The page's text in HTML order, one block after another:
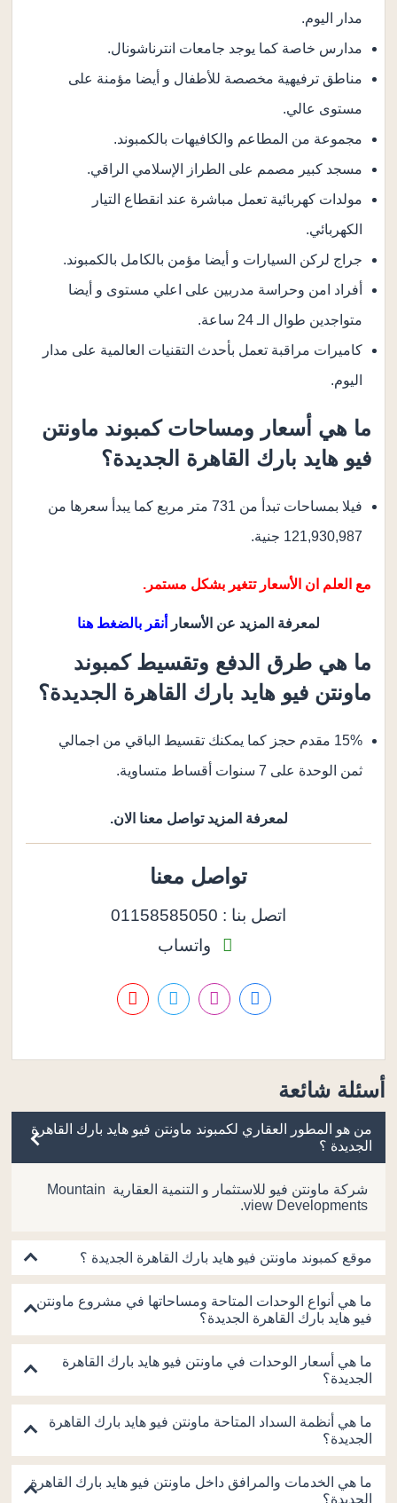
مدار اليوم.
مدارس خاصة كما يوجد جامعات انترناشونال.
مناطق ترفيهية مخصصة للأطفال و أيضا مؤمنة على
مستوى عالي.
مجموعة من المطاعم والكافيهات بالكمبوند.
مسجد كبير مصمم على الطراز الإسلامي الراقي.
مولدات كهربائية تعمل مباشرة عند انقطاع التيار
الكهربائي.
جراج لركن السيارات و أيضا مؤمن بالكامل بالكمبوند.
أفراد امن وحراسة مدربين على اعلي مستوى و أيضا
متواجدين طوال الـ 24 ساعة.
كاميرات مراقبة تعمل بأحدث التقنيات العالمية على مدار
اليوم.
ما هي أسعار ومساحات كمبوند ماونتن
فيو هايد بارك القاهرة الجديدة؟
فيلا بمساحات تبدأ من 731 متر مربع كما يبدأ سعرها من
121,930,987 جنية.
مع العلم ان الأسعار تتغير بشكل مستمر.
لمعرفة المزيد عن الأسعار أنقر بالضغط هنا
ما هي طرق الدفع وتقسيط كمبوند
ماونتن فيو هايد بارك القاهرة الجديدة؟
15% مقدم حجز كما يمكنك تقسيط الباقي من اجمالي
ثمن الوحدة على 7 سنوات أقساط متساوية.
لمعرفة المزيد تواصل معنا الان.
تواصل معنا
اتصل بنا : 01158585050
واتساب
أسئلة شائعة
من هو المطور العقاري لكمبوند ماونتن فيو هايد بارك القاهرة
الجديدة ؟
شركة ماونتن فيو للاستثمار و التنمية العقارية Mountain
view Developments.
موقع كمبوند ماونتن فيو هايد بارك القاهرة الجديدة ؟
ما هي أنواع الوحدات المتاحة ومساحاتها في مشروع ماونتن
فيو هايد بارك القاهرة الجديدة؟
ما هي أسعار الوحدات في ماونتن فيو هايد بارك القاهرة
الجديدة؟
ما هي أنظمة السداد المتاحة ماونتن فيو هايد بارك القاهرة
الجديدة؟
ما هي الخدمات والمرافق داخل ماونتن فيو هايد بارك القاهرة
الجديدة؟